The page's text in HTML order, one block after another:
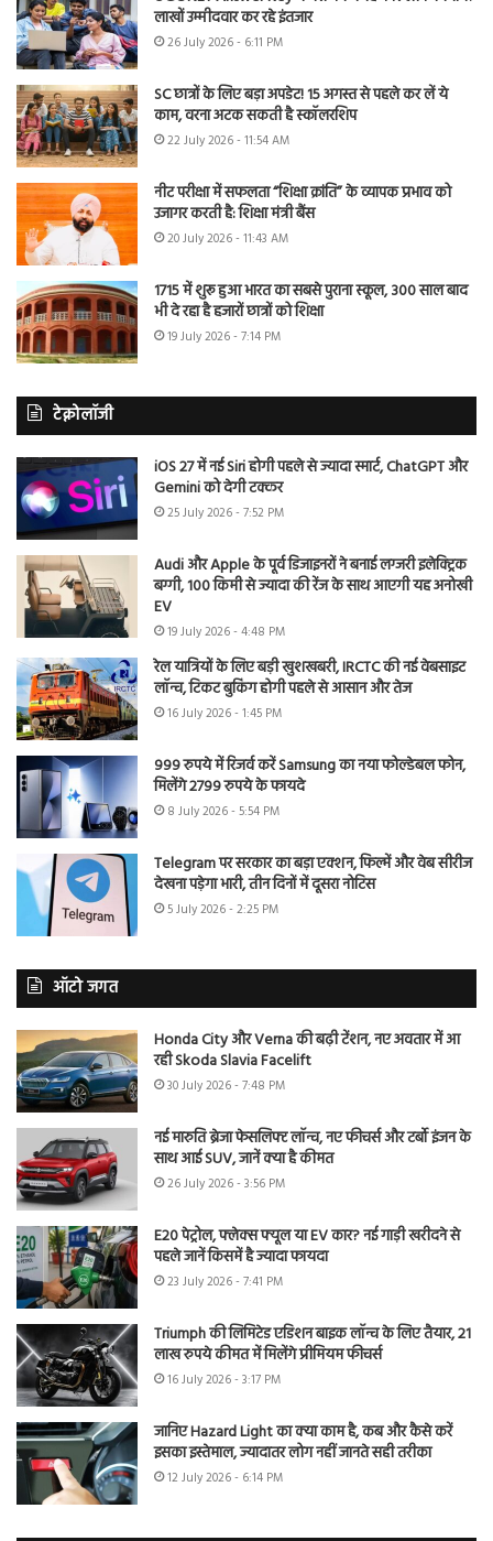
लाखों उम्मीदवार कर रहे इंतजार
26 July 2026 - 6:11 PM
SC छात्रों के लिए बड़ा अपडेट! 15 अगस्त से पहले कर लें ये
काम, वरना अटक सकती है स्कॉलरशिप
22 July 2026 - 11:54 AM
नीट परीक्षा में सफलता “शिक्षा क्रांति” के व्यापक प्रभाव को
उजागर करती है: शिक्षा मंत्री बैंस
20 July 2026 - 11:43 AM
1715 में शुरू हुआ भारत का सबसे पुराना स्कूल, 300 साल बाद
भी दे रहा है हजारों छात्रों को शिक्षा
19 July 2026 - 7:14 PM
टेक्नोलॉजी
iOS 27 में नई Siri होगी पहले से ज्यादा स्मार्ट, ChatGPT और
Gemini को देगी टक्कर
25 July 2026 - 7:52 PM
Audi और Apple के पूर्व डिजाइनरों ने बनाई लग्जरी इलेक्ट्रिक
बग्गी, 100 किमी से ज्यादा की रेंज के साथ आएगी यह अनोखी
EV
19 July 2026 - 4:48 PM
रेल यात्रियों के लिए बड़ी खुशखबरी, IRCTC की नई वेबसाइट
लॉन्च, टिकट बुकिंग होगी पहले से आसान और तेज
16 July 2026 - 1:45 PM
999 रुपये में रिजर्व करें Samsung का नया फोल्डेबल फोन,
मिलेंगे 2799 रुपये के फायदे
8 July 2026 - 5:54 PM
Telegram पर सरकार का बड़ा एक्शन, फिल्में और वेब सीरीज
देखना पड़ेगा भारी, तीन दिनों में दूसरा नोटिस
5 July 2026 - 2:25 PM
ऑटो जगत
Honda City और Verna की बढ़ी टेंशन, नए अवतार में आ
रही Skoda Slavia Facelift
30 July 2026 - 7:48 PM
नई मारुति ब्रेजा फेसलिफ्ट लॉन्च, नए फीचर्स और टर्बो इंजन के
साथ आई SUV, जानें क्या है कीमत
26 July 2026 - 3:56 PM
E20 पेट्रोल, फ्लेक्स फ्यूल या EV कार? नई गाड़ी खरीदने से
पहले जानें किसमें है ज्यादा फायदा
23 July 2026 - 7:41 PM
Triumph की लिमिटेड एडिशन बाइक लॉन्च के लिए तैयार, 21
लाख रुपये कीमत में मिलेंगे प्रीमियम फीचर्स
16 July 2026 - 3:17 PM
जानिए Hazard Light का क्या काम है, कब और कैसे करें
इसका इस्तेमाल, ज्यादातर लोग नहीं जानते सही तरीका
12 July 2026 - 6:14 PM